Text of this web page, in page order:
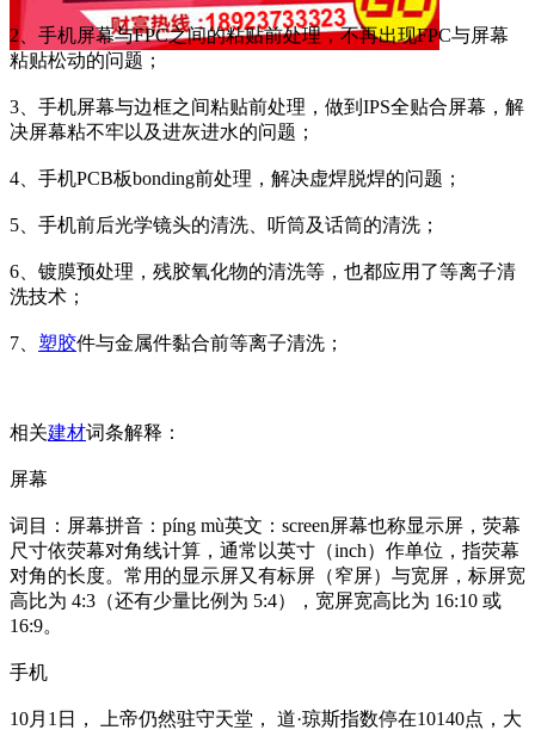
2、手机屏幕与FPC之间的粘贴前处理，不再出现FPC与屏幕
粘贴松动的问题；
3、手机屏幕与边框之间粘贴前处理，做到IPS全贴合屏幕，解
决屏幕粘不牢以及进灰进水的问题；
4、手机PCB板bonding前处理，解决虚焊脱焊的问题；
5、手机前后光学镜头的清洗、听筒及话筒的清洗；
6、镀膜预处理，残胶氧化物的清洗等，也都应用了等离子清
洗技术；
7、 塑胶件与金属件黏合前等离子清洗；
相关建材词条解释：
屏幕
词目：屏幕拼音：píng mù英文：screen屏幕也称显示屏，荧幕
尺寸依荧幕对角线计算，通常以英寸（inch）作单位，指荧幕
对角的长度。常用的显示屏又有标屏（窄屏）与宽屏，标屏宽
高比为 4:3（还有少量比例为 5:4），宽屏宽高比为 16:10 或
16:9。
手机
10月1日， 上帝仍然驻守天堂， 道·琼斯指数停在10140点，大